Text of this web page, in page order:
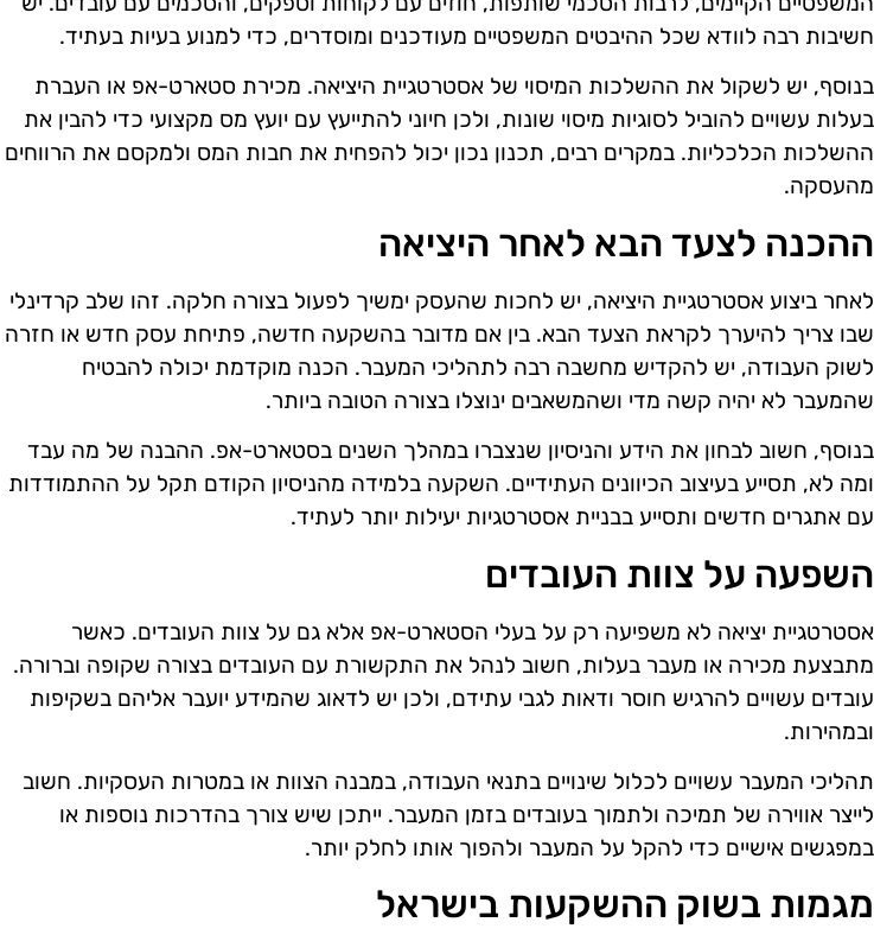
חשיבות רבה לוודא שכל ההיבטים המשפטיים מעודכנים ומוסדרים, כדי למנוע בעיות בעתיד.
בנוסף, יש לשקול את ההשלכות המיסוי של אסטרטגיית היציאה. מכירת סטארט-אפ או העברת
בעלות עשויים להוביל לסוגיות מיסוי שונות, ולכן חיוני להתייעץ עם יועץ מס מקצועי כדי להבין את
ההשלכות הכלכליות. במקרים רבים, תכנון נכון יכול להפחית את חבות המס ולמקסם את הרווחים
מהעסקה.
ההכנה לצעד הבא לאחר היציאה
לאחר ביצוע אסטרטגיית היציאה, יש לחכות שהעסק ימשיך לפעול בצורה חלקה. זהו שלב קרדינלי
שבו צריך להיערך לקראת הצעד הבא. בין אם מדובר בהשקעה חדשה, פתיחת עסק חדש או חזרה
לשוק העבודה, יש להקדיש מחשבה רבה לתהליכי המעבר. הכנה מוקדמת יכולה להבטיח
שהמעבר לא יהיה קשה מדי ושהמשאבים ינוצלו בצורה הטובה ביותר.
בנוסף, חשוב לבחון את הידע והניסיון שנצברו במהלך השנים בסטארט-אפ. ההבנה של מה עבד
ומה לא, תסייע בעיצוב הכיוונים העתידיים. השקעה בלמידה מהניסיון הקודם תקל על ההתמודדות
עם אתגרים חדשים ותסייע בבניית אסטרטגיות יעילות יותר לעתיד.
השפעה על צוות העובדים
אסטרטגיית יציאה לא משפיעה רק על בעלי הסטארט-אפ אלא גם על צוות העובדים. כאשר
מתבצעת מכירה או מעבר בעלות, חשוב לנהל את התקשורת עם העובדים בצורה שקופה וברורה.
עובדים עשויים להרגיש חוסר ודאות לגבי עתידם, ולכן יש לדאוג שהמידע יועבר אליהם בשקיפות
ובמהירות.
תהליכי המעבר עשויים לכלול שינויים בתנאי העבודה, במבנה הצוות או במטרות העסקיות. חשוב
לייצר אווירה של תמיכה ולתמוך בעובדים בזמן המעבר. ייתכן שיש צורך בהדרכות נוספות או
במפגשים אישיים כדי להקל על המעבר ולהפוך אותו לחלק יותר.
מגמות בשוק ההשקעות בישראל